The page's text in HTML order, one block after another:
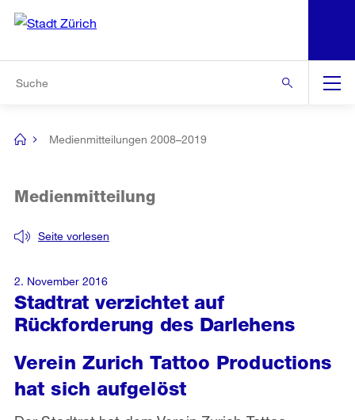
Navigation
[no
Medienmitteilungen 2008–2019
Stadtrat verzichtet auf
Rückforderung des Darlehens
Seite vorlesen
Medienmitteilung
Verein Zurich Tattoo Productions
hat sich aufgelöst
2. November 2016